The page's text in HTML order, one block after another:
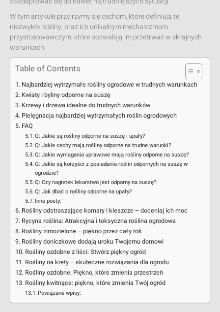
W tym artykule przyjrzymy się cechom, które definiują te
niezwykłe rośliny, oraz ich unikalnym mechanizmom
przystosowawczym, które pozwalają im przetrwać w skrajnych
warunkach.
Table of Contents
Najbardziej wytrzymałe rośliny ogrodowe w trudnych warunkach
Kwiaty i byliny odporne na suszę
Krzewy i drzewa idealne do trudnych warunków
Pielęgnacja najbardziej wytrzymałych roślin ogrodowych
FAQ
Q: Jakie są rośliny odporne na suszę i upały?
Q: Jakie cechy mają rośliny odporne na trudne warunki?
Q: Jakie wymagania uprawowe mają rośliny odporne na suszę?
Q: Jakie są korzyści z posiadania roślin odpornych na suszę w
ogrodzie?
Q: Czy nagietek lekarstwo jest odporny na suszę?
Q: Jak dbać o rośliny odporne na upały?
Inne posty:
Rośliny odstraszające komary i kleszcze – doceniaj ich moc
Rycyna roślina: Atrakcyjna i toksyczna roślina ogrodowa
Rośliny zimozielone – piękno przez cały rok
Rośliny doniczkowe dodają uroku Twojemu domowi
Rośliny ozdobne z liści: Stwórz piękny ogród
Rośliny na krety – skuteczne rozwiązania dla ogrodu
Rośliny ozdobne: Piękno, które zmienia przestrzeń
Rośliny kwitnące: piękno, które zmienia Twój ogród
Powiązane wpisy: